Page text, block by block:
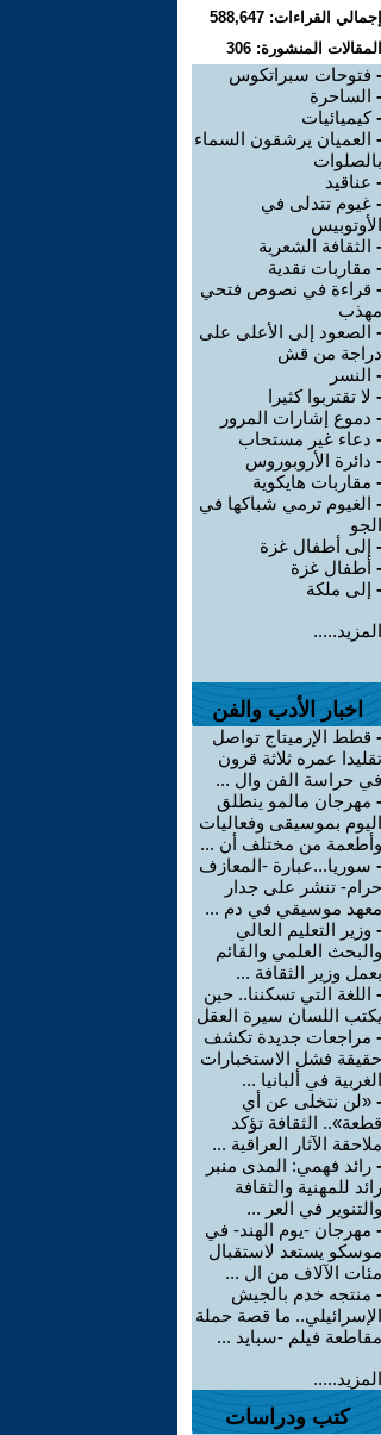
إجمالي القراءات: 588,647
المقالات المنشورة: 306
- فتوحات سبراتكوس
- الساحرة
-كيميائيات
- العميان يرشقون السماء
بالصلوات
- عناقيد
- غيوم تتدلى في
الأوتوبيس
- الثقافة الشعرية
- مقاربات نقدية
- قراءة في نصوص فتحي
مهذب
- الصعود إلى الأعلى على
دراجة من قش
- النسر
- لا تقتربوا كثيرا
- دموع إشارات المرور
- دعاء غير مستحاب
- دائرة الأروبوروس
- مقاربات هايكوية
- الغيوم ترمي شباكها في
الجو
- إلى أطفال غزة
- أطفال غزة
- إلى ملكة
المزيد.....
اخبار الأدب والفن
- قطط الإرميتاج تواصل
تقليدا عمره ثلاثة قرون
في حراسة الفن وال ...
- مهرجان مالمو ينطلق
اليوم بموسيقى وفعاليات
وأطعمة من مختلف أن ...
- سوريا...عبارة -المعازف
حرام- تنشر على جدار
معهد موسيقي في دم ...
- وزير التعليم العالي
والبحث العلمي والقائم
بعمل وزير الثقافة ...
- اللغة التي تسكننا.. حين
يكتب اللسان سيرة العقل
- مراجعات جديدة تكشف
حقيقة فشل الاستخبارات
الغربية في ألبانيا ...
- «لن نتخلى عن أي
قطعة».. الثقافة تؤكد
ملاحقة الآثار العراقية ...
- رائد فهمي: المدى منبر
رائد للمهنية والثقافة
والتنوير في العر ...
- مهرجان -يوم الهند- في
موسكو يستعد لاستقبال
مئات الآلاف من ال ...
- منتجه خدم بالجيش
الإسرائيلي.. ما قصة حملة
مقاطعة فيلم -سبايد ...
المزيد.....
كتب ودراسات